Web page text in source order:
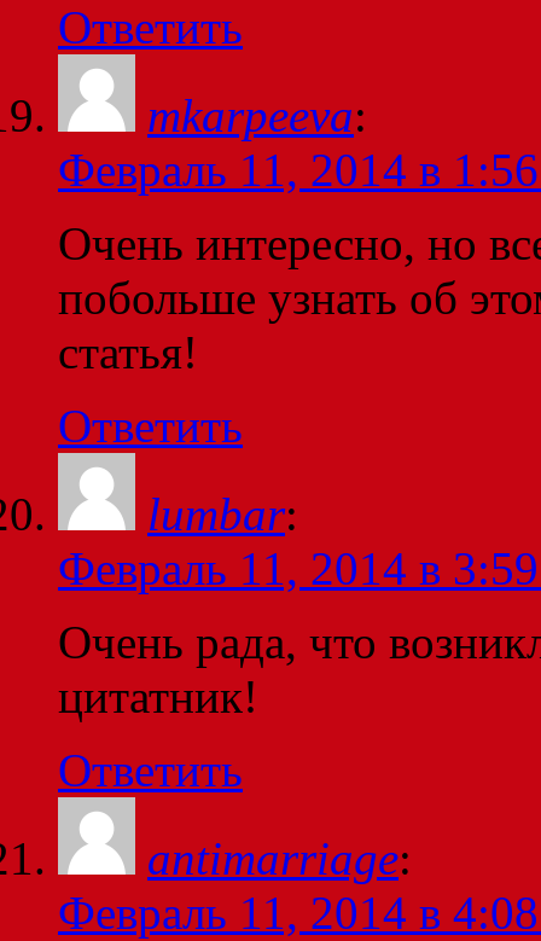
Ответить
mkarpeeva:
Февраль 11, 2014 в
Очень интересно, но
побольше узнать об
статья!
Ответить
lumbar:
Февраль 11, 2014 в
Очень рада, что
цитатник!
Ответить
antimarriage:
Февраль 11, 2014 в